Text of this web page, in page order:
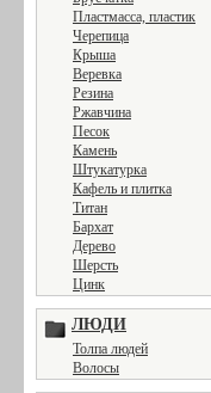
Пластмасса, пластик
Черепица
Крыша
Веревка
Резина
Ржавчина
Песок
Камень
Штукатурка
Кафель и плитка
Титан
Бархат
Дерево
Шерсть
Цинк
ЛЮДИ
Толпа людей
Волосы